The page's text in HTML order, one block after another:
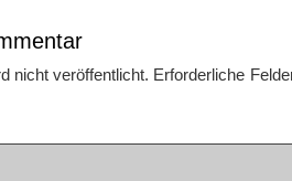
nicht veröffentlicht. Erforderliche